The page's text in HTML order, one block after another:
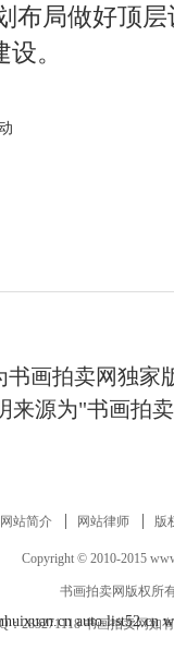
布局做好顶
。
画拍卖网独家
来源为"书画拍
网站简介 网站律师 版
Copyright © 2010-2015
书画拍卖网版权所
：283271118书画拍卖网如
auto.list52.cn